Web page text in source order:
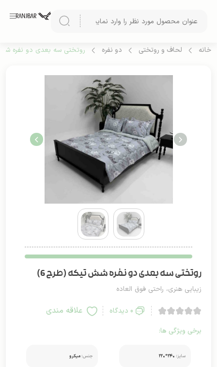
خانه لحاف و روتختی دو نفره روتختی سه بعدی دو نفره
روتختی سه بعدی دو نفره شش تیکه (طرح 6)
زیبایی هنری، راحتی فوق العاده
0 دیدگاه علاقه مندی
برخی ویژگی ها:
سایز: ۲۴۰*۲۲۰ جنس: میکرو